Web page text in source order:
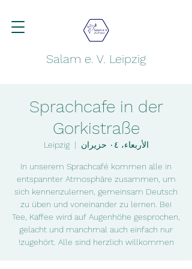
Salam e. V. Leipzig
Sprachcafe in der
Gorkistraße
الأربعاء، ٠٤ حزيران
  |
Leipzig
In unserem Sprachcafé kommen alle in
entspannter Atmosphäre zusammen, um
sich kennenzulernen, gemeinsam Deutsch
zu üben und voneinander zu lernen. Bei
Tee, Kaffee wird auf Augenhöhe gesprochen,
gelacht und manchmal auch einfach nur
zugehört. Alle sind herzlich willkommen!